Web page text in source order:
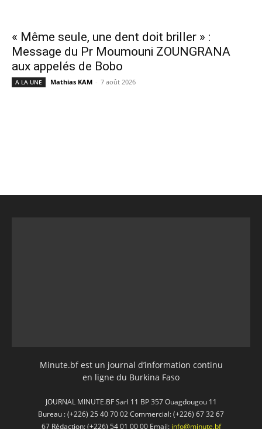
« Même seule, une dent doit briller » :
Message du Pr Moumouni ZOUNGRANA
aux appelés de Bobo
A LA UNE Mathias KAM - 7 août 2026
Minute.bf est un journal d’information continu
en ligne du Burkina Faso
JOURNAL MINUTE.BF Sarl 11 BP 357 Ouagdougou 11
Bureau : (+226) 25 40 70 02 Commercial: (+226) 67 32 67
67 Rédaction: (+226) 54 01 00 00 Email: info@minute.bf